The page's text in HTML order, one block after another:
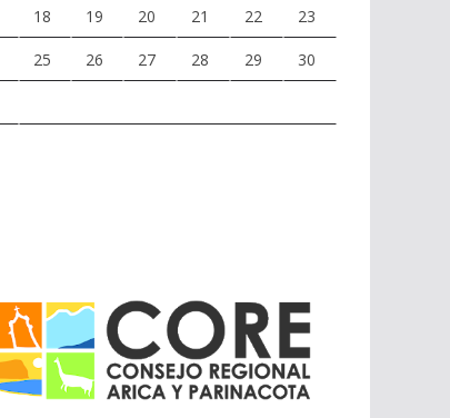
18 19 20 21 22 23
25 26 27 28 29 30